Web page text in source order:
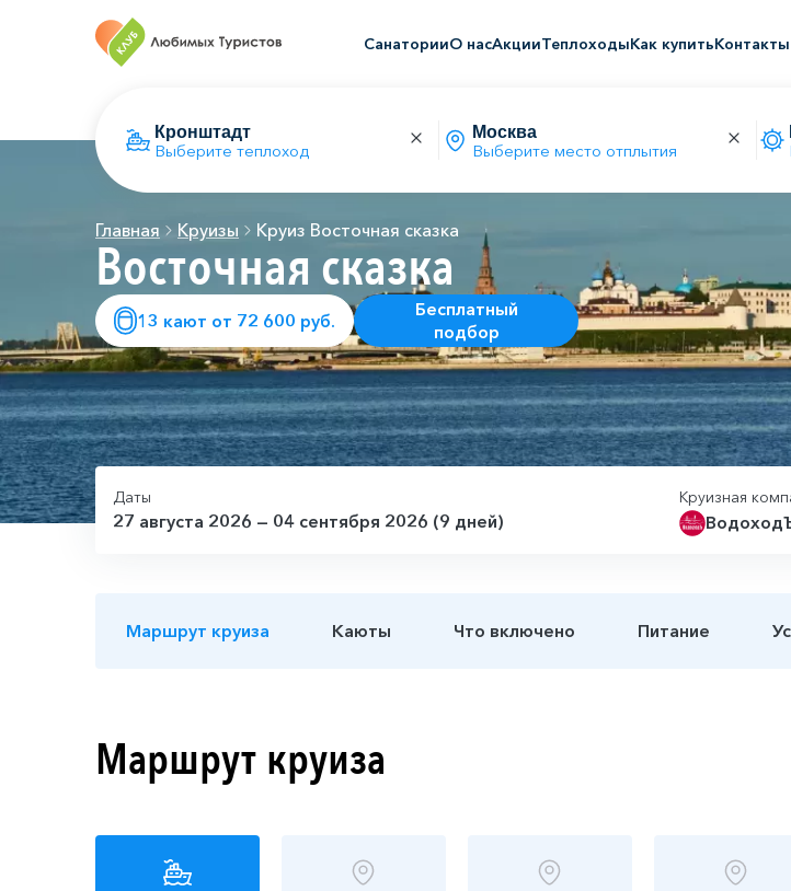
СанаторииО насАкцииТеплоходыКак купитьКонтакты
Выберите теплоход Выберите место отплытия
Главная Круизы Круиз Восточная сказка
Восточная сказка
13 кают от 72 600 руб.
Бесплатный
подбор
Даты
27 августа 2026 — 04 сентября 2026 (9 дней)
Круизная
Маршрут круиза Каюты Что включено Питание
Маршрут круиза